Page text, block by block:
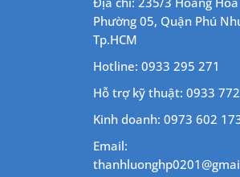
Phường 05, Quận Phú
Tp.HCM
Hotline: 0933 295 271
Hỗ trợ kỹ thuật: 0933
Kinh doanh: 0973 602
Email: